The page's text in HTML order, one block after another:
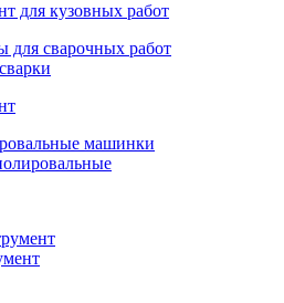
для кузовных работ
для сварочных работ
машинки